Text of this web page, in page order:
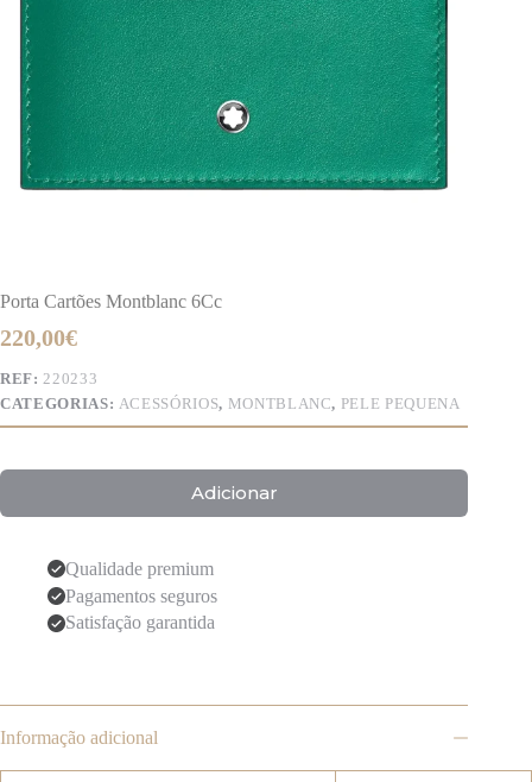
Porta Cartões Montblanc 6Cc
220,00€
REF: 220233
CATEGORIAS: ACESSÓRIOS, MONTBLANC, PELE PEQUENA
Adicionar
Qualidade premium
Pagamentos seguros
Satisfação garantida
Informação adicional